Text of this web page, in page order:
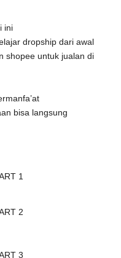
ini
dropship dari awal
shopee untuk jualan di
bisa langsung
1
2
3